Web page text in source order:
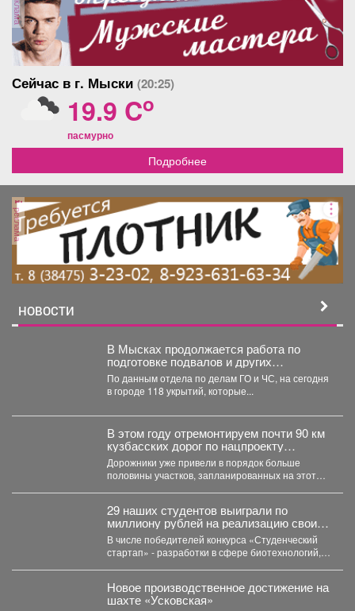
Сейчас в г. Мыски (20:25)
19.9 Co
пасмурно
Подробнее
реклама
НОВОСТИ
В Мысках продолжается работа по
подготовке подвалов и других
заглубленных помещений для укрытия
населения на случай возникновения
чрезвычайных ситуаций
По данным отдела по делам ГО и ЧС, на сегодня
в городе 118 укрытий, которые...
В этом году отремонтируем почти 90 км
кузбасских дорог по нацпроекту
«Инфраструктура для жизни», который
инициировал наш Президент Владимир
Владимирович Путин.
Дорожники уже привели в порядок больше
половины участков, запланированных на этот
29 наших студентов выиграли по
миллиону рублей на реализацию своих
проектов.
В числе победителей конкурса «Студенческий
стартап» - разработки в сфере биотехнологий,
Новое производственное достижение на
шахте «Усковская»